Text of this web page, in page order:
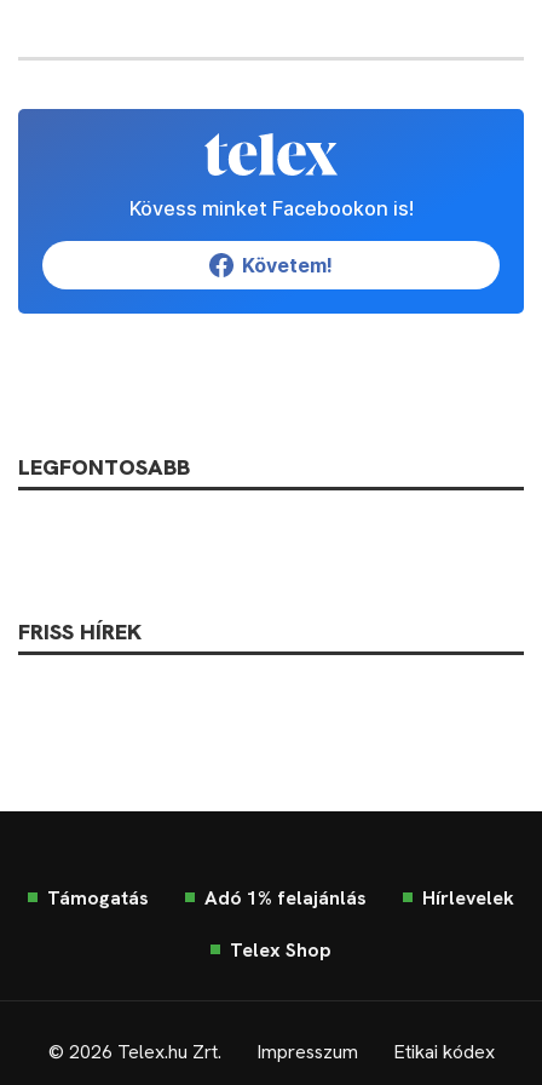
Kövess minket Facebookon is!
Követem!
LEGFONTOSABB
FRISS HÍREK
Támogatás Adó 1% felajánlás Hírlevelek
Telex Shop
© 2026 Telex.hu Zrt. Impresszum Etikai kódex